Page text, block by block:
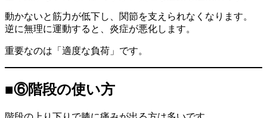
動かないと筋力が低下し、関節を支えられなくなります。
逆に無理に運動すると、炎症が悪化します。
重要なのは「適度な負荷」です。
■⑥階段の使い方